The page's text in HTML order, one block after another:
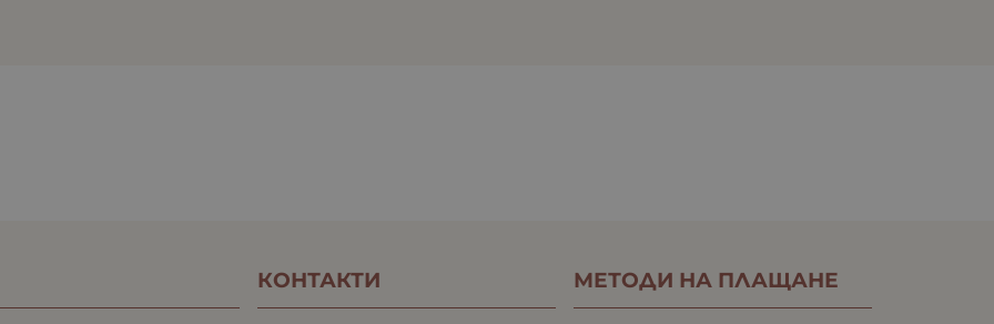
КОНТАКТИ МЕТОДИ НА ПЛАЩАНЕ